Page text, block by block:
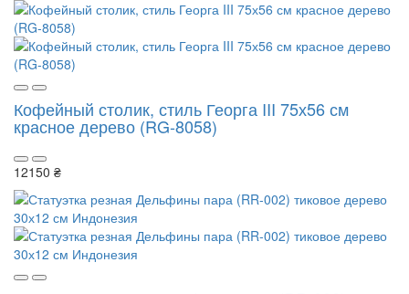
Кофейный столик, стиль Георга III 75х56 см
красное дерево (RG-8058)
12150 ₴